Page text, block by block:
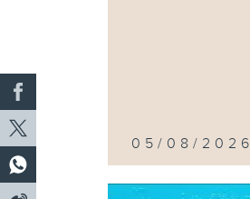
05/08/2026